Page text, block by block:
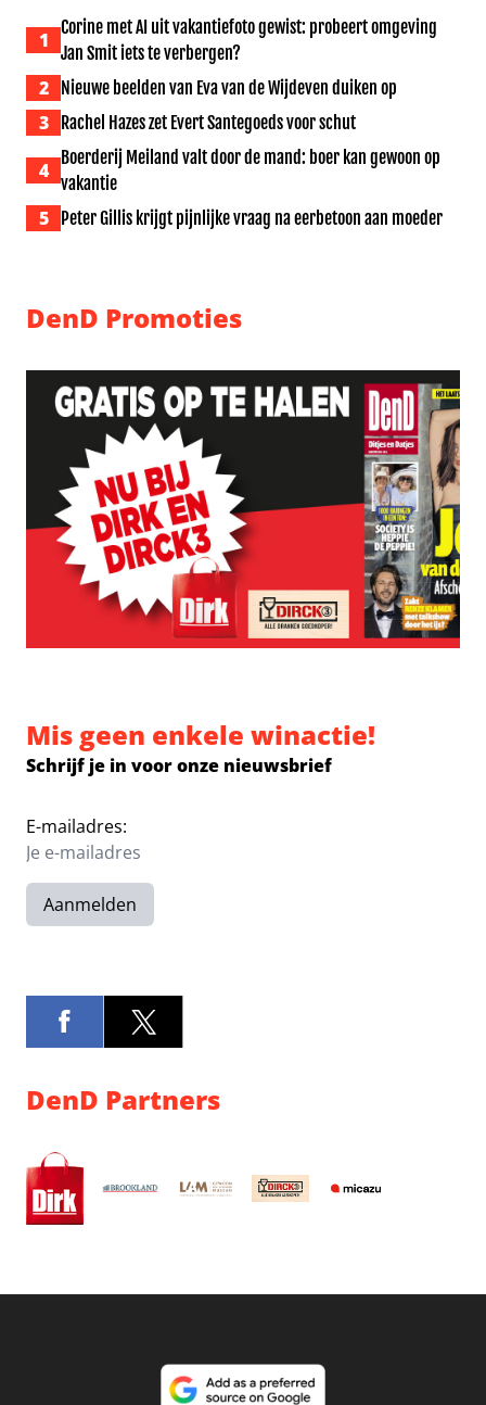
1
Corine met AI uit vakantiefoto gewist: probeert omgeving
Jan Smit iets te verbergen?
2 Nieuwe beelden van Eva van de Wijdeven duiken op
3 Rachel Hazes zet Evert Santegoeds voor schut
4
Boerderij Meiland valt door de mand: boer kan gewoon op
vakantie
5 Peter Gillis krijgt pijnlijke vraag na eerbetoon aan moeder
DenD Promoties
Mis geen enkele winactie!
Schrijf je in voor onze nieuwsbrief
E-mailadres:
Aanmelden
DenD Partners